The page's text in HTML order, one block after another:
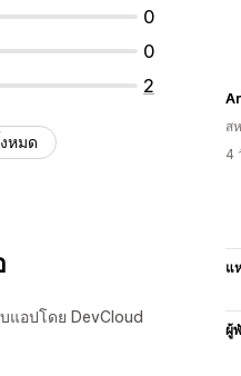
0
0
2
หมด
ส
4
แอปโดย DevCloud
แ
ผู้